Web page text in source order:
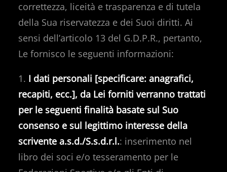
correttezza, liceità e trasparenza e di tutela
della Sua riservatezza e dei Suoi diritti. Ai
sensi dell’articolo 13 del G.D.P.R., pertanto,
Le fornisco le seguenti informazioni:
1. I dati personali [specificare: anagrafici,
recapiti, ecc.], da Lei forniti verranno trattati
per le seguenti finalità basate sul Suo
consenso e sul legittimo interesse della
scrivente a.s.d./S.s.d.r.l.: inserimento nel
libro dei soci e/o tesseramento per le